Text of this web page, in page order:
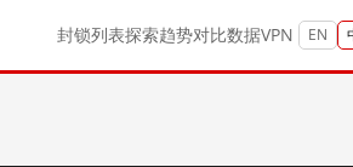
封锁列表探索趋势对比数据VPN EN